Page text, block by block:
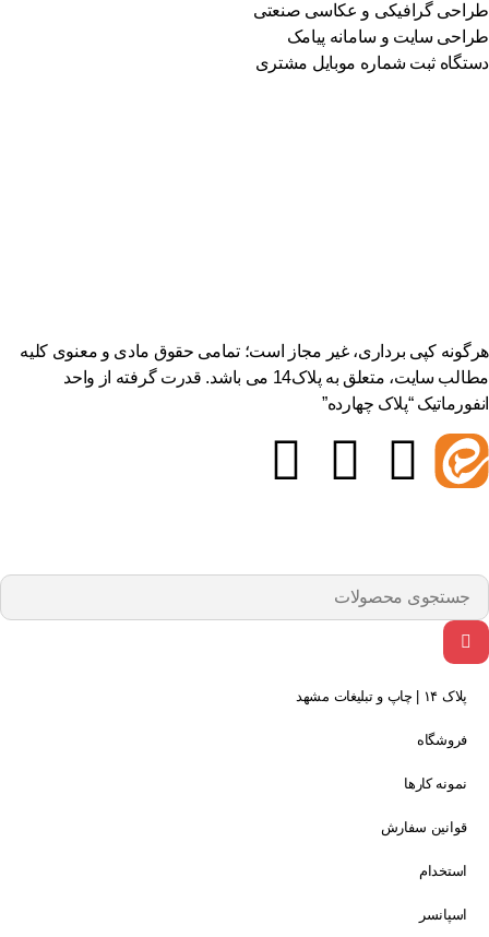
طراحی گرافیکی و عکاسی صنعتی
طراحی سایت و سامانه پیامک
دستگاه ثبت شماره موبایل مشتری
هرگونه کپی برداری، غیر مجاز است؛ تمامی حقوق مادی و معنوی کلیه
مطالب سایت، متعلق به پلاک14 می باشد. قدرت گرفته از واحد
انفورماتیک “پلاک چهارده”
پلاک ۱۴ | چاپ و تبلیغات مشهد
فروشگاه
نمونه کارها
قوانین سفارش
استخدام
اسپانسر